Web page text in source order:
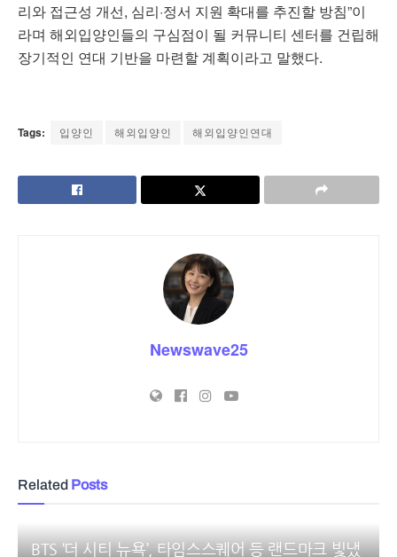
리와 접근성 개선, 심리·정서 지원 확대를 추진할 방침”이
라며 해외입양인들의 구심점이 될 커뮤니티 센터를 건립해
장기적인 연대 기반을 마련할 계획이라고 말했다.
Tags: 입양인 해외입양인 해외입양인연대
Newswave25
Related Posts
BTS ‘더 시티 뉴욕’, 타임스스퀘어 등 랜드마크 빛냈